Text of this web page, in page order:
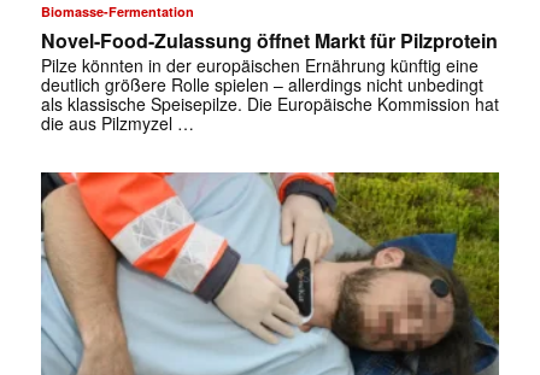
Biomasse-Fermentation
Novel-Food-Zulassung öffnet Markt für Pilzprotein
Pilze könnten in der europäischen Ernährung künftig eine
deutlich größere Rolle spielen – allerdings nicht unbedingt
als klassische Speisepilze. Die Europäische Kommission hat
die aus Pilzmyzel …